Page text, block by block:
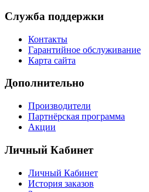
Служба поддержки
Контакты
Гарантийное обслуживание
Карта сайта
Дополнительно
Производители
Партнёрская программа
Акции
Личный Кабинет
Личный Кабинет
История заказов